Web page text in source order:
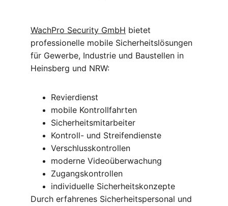
WachPro Security GmbH bietet
professionelle mobile Sicherheitslösungen
für Gewerbe, Industrie und Baustellen in
Heinsberg und NRW:
Revierdienst
mobile Kontrollfahrten
Sicherheitsmitarbeiter
Kontroll- und Streifendienste
Verschlusskontrollen
moderne Videoüberwachung
Zugangskontrollen
individuelle Sicherheitskonzepte
Durch erfahrenes Sicherheitspersonal und